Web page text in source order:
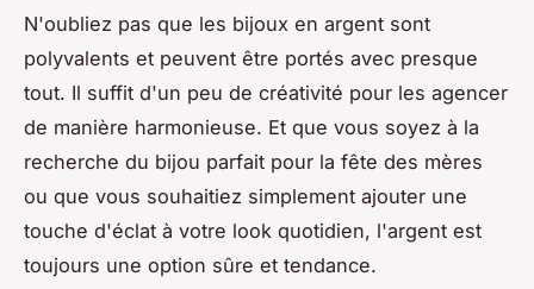
N'oubliez pas que les bijoux en argent sont
polyvalents et peuvent être portés avec presque
tout. Il suffit d'un peu de créativité pour les agencer
de manière harmonieuse. Et que vous soyez à la
recherche du bijou parfait pour la fête des mères
ou que vous souhaitiez simplement ajouter une
touche d'éclat à votre look quotidien, l'argent est
toujours une option sûre et tendance.